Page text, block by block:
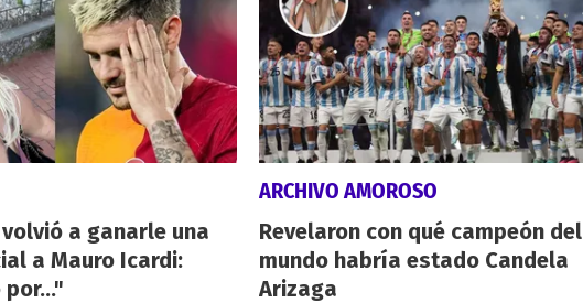
a ganarle una
a Mauro Icardi:
ARCHIVO AMOROSO
Revelaron con qué campeón del
mundo habría estado Candela
Arizaga